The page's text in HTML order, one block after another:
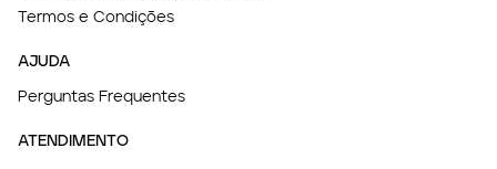
Termos e Condições
AJUDA
Perguntas Frequentes
ATENDIMENTO